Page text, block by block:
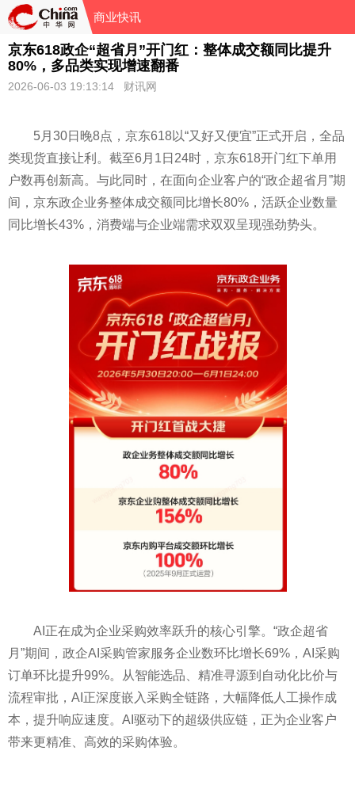
商业快讯
京东618政企“超省月”开门红：整体成交额同比提升
80%，多品类实现增速翻番
2026-06-03 19:13:14 财讯网
5月30日晚8点，京东618以“又好又便宜”正式开启，全品
类现货直接让利。截至6月1日24时，京东618开门红下单用
户数再创新高。与此同时，在面向企业客户的“政企超省月”期
间，京东政企业务整体成交额同比增长80%，活跃企业数量
同比增长43%，消费端与企业端需求双双呈现强劲势头。
AI正在成为企业采购效率跃升的核心引擎。“政企超省
月”期间，政企AI采购管家服务企业数环比增长69%，AI采购
订单环比提升99%。从智能选品、精准寻源到自动化比价与
流程审批，AI正深度嵌入采购全链路，大幅降低人工操作成
本，提升响应速度。AI驱动下的超级供应链，正为企业客户
带来更精准、高效的采购体验。